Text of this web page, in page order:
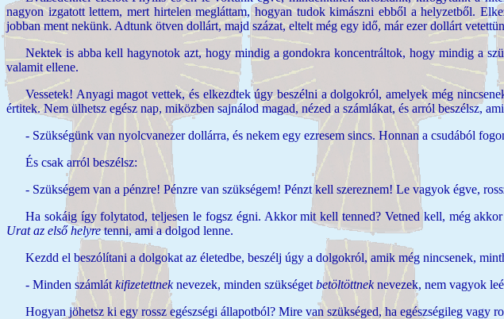
nagyon izgatott lettem, mert hirtelen megláttam, hogyan tudok kimászni ebből a helyzetből.
jobban ment nekünk. Adtunk ötven dollárt, majd százat, eltelt még egy idő, már ezer dollárt
Nektek is abba kell hagynotok azt, hogy mindig a gondokra koncentráltok, hogy mindig a
valamit ellene.
Vessetek! Anyagi magot vettek, és elkezdtek úgy beszélni a dolgokról, amelyek még
értitek. Nem ülhetsz egész nap, miközben sajnálod magad, nézed a számlákat, és arról beszélsz,
- Szükségünk van nyolcvanezer dollárra, és nekem egy ezresem sincs. Honnan a csudából
És csak arról beszélsz:
- Szükségem van a pénzre! Pénzre van szükségem! Pénzt kell szereznem! Le vagyok égve,
Ha sokáig így folytatod, teljesen le fogsz égni. Akkor mit kell tenned? Vetned kell, még
Urat az első helyretenni, ami a dolgod lenne.
Kezdd el beszólítani a dolgokat az életedbe, beszélj úgy a dolgokról, amik még nincsenek,
- Minden számlát kifizetettneknevezek, minden szükséget betöltöttneknevezek, nem vagyok
Hogyan jöhetsz ki egy rossz egészségi állapotból? Mire van szükséged, ha egészségileg